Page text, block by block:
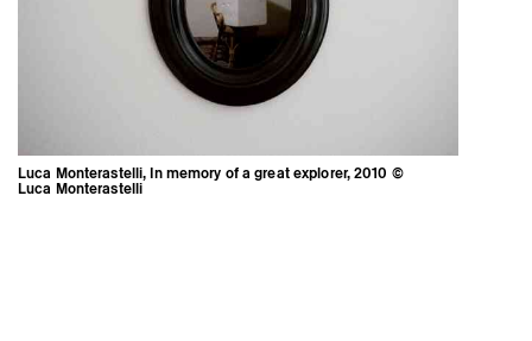
Luca Monterastelli, In memory of a great explorer, 2010 ©
Luca Monterastelli